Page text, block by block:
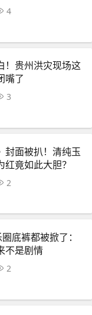
4
！贵州洪灾现场这
嘴了
3
封面被扒！清纯玉
竟如此大胆？
2
底裤都被掀了：
不是剧情
2